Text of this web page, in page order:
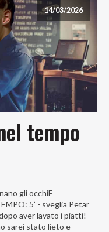
14/03/2026
tempo
gli occhiE
5’ - sveglia Petar
aver lavato i piatti!
sarei stato lieto e